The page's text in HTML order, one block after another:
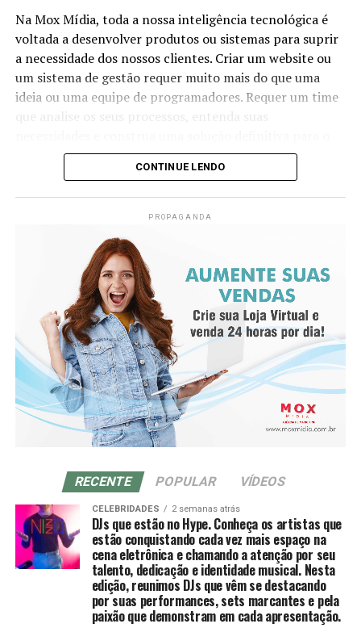
Com mais de 50 anos de atuação, a ANCORD (Associação
Nacional das Corretoras e Distribuidoras de Títulos e
Valores Mobiliários, Câmbio e Mercadorias) se
consolidou como a mais representativa Associação da
Indústria de Intermediação. É também reconhecida pela
sua experiência, modernos processos e constantes
investimentos em tecnologia, se tornou uma referência
Certificadora e Credenciadora.
Sobre a Agrinvest Commodities
A Agrinvest Commodities é referência em inteligência de
mercado e gestão de risco para o agronegócio brasileiro,
conectando produtores, indústrias e o mercado
financeiro por meio de análises, consultoria e operações
em commodities agrícolas.
a dor da entrada, mas acupunturistas muito experientes
muitas vezes optam por inserir a agulha em um
movimento rápido à mão livre até a profundidade
indicada, o que não é possível com o mandril (a
diferença entre o comprimento do mandril e da agulha é
De-qi (Chinês: 得气; pinyin: dé qì; “chegada de qi”) se
refere a uma alegada sensação de torpor, distensão ou
formigamento elétrico no local da agulha. Se essa
sensação não ocorre, então se justifica dizendo que o
acuponto não foi localizado corretamente, ou a agulha
não foi inserida na profundidade correta, ou houve
manipulação inadequada. Se o de-qi não é
imediatamente sentido no local de inserção da agulha,
várias técnicas de manipulação costumam ser
empregadas para promovê-la, como arrancar, sacudir e
Uma vez que o de-qi é observado, técnicas podem ser
utilizadas para “influenciar” o de-qi: por exemplo,
através de certa manipulação, o de-qi pode,
supostamente, ser transferido do local da agulha para
locais mais distantes do corpo. Outras técnicas
objetivam “tonificar” (chinês: 补; pinyin: bǔ) ou “sedar”
Na Mox Mídia, toda a nossa inteligência tecnológica é
voltada a desenvolver produtos ou sistemas para suprir
a necessidade dos nossos clientes. Criar um website ou
um sistema de gestão requer muito mais do que uma
ideia ou uma equipe de programadores. Requer um time
que analise os seus processos, entenda suas
seu problema.
vendedor e bem escrito. Mas não podemos esquecer de
segundo fator mais importante para o sucesso da sua
empresa no Google.
Nossa preocupação é construir uma base sólida para
humanos e para a máquina, seguindo uma semântica
ideal para indexar o seu site e trazer bons resultados
orgânicos.
CONTATO:
Site:https://moxmidia.com.br/
E-mail: moxmidia@moxmidia.com.br
Telefone/ Whatsapp:(41) 9 9735-5599
CONTINUE LENDO
PROPAGANDA
RECENTE POPULAR VÍDEOS
CELEBRIDADES 2 semanas atrás
DJs que estão no Hype. Conheça os artistas que
estão conquistando cada vez mais espaço na
cena eletrônica e chamando a atenção por seu
talento, dedicação e identidade musical. Nesta
edição, reunimos DJs que vêm se destacando
por suas performances, sets marcantes e pela
paixão que demonstram em cada apresentação.